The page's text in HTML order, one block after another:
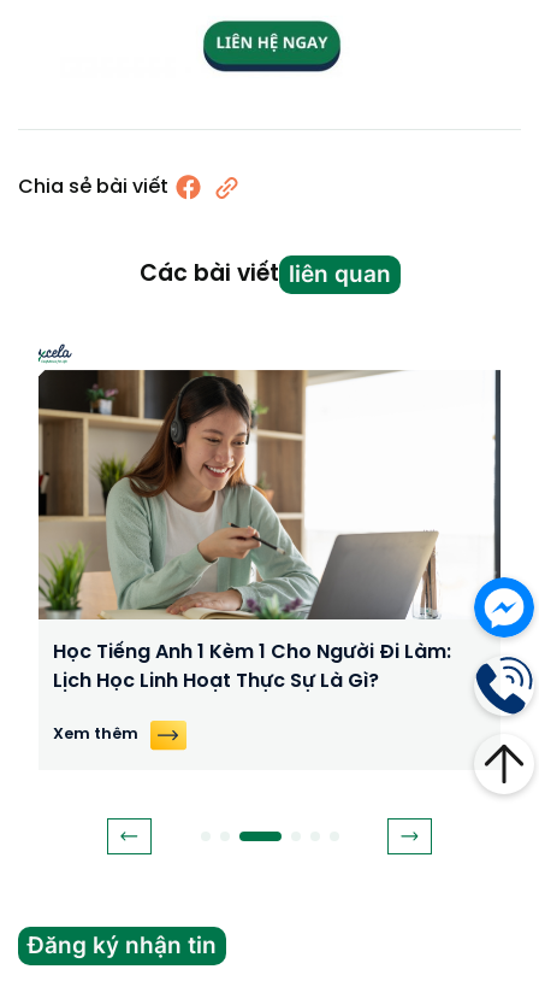
Chia sẻ bài viết
Các bài viết liên quan
Học Tiếng Anh 1 Kèm 1 Cho Người Đi Làm:
Lịch Học Linh Hoạt Thực Sự Là Gì?
Xem thêm
Đăng ký nhận tin